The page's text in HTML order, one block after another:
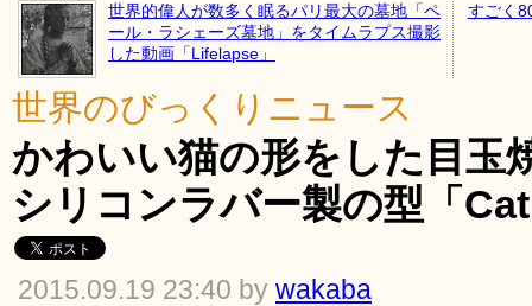
世界的偉人が数多く眠るパリ最大の墓地「ペ
ール・ラシェーズ墓地」をタイムラプス撮影
した動画「Lifelapse」
すごく
世界のびっくりニュース
かわいい猫の形をした目玉
シリコンラバー製の型「
2015.09.19 23:40 by wakaba